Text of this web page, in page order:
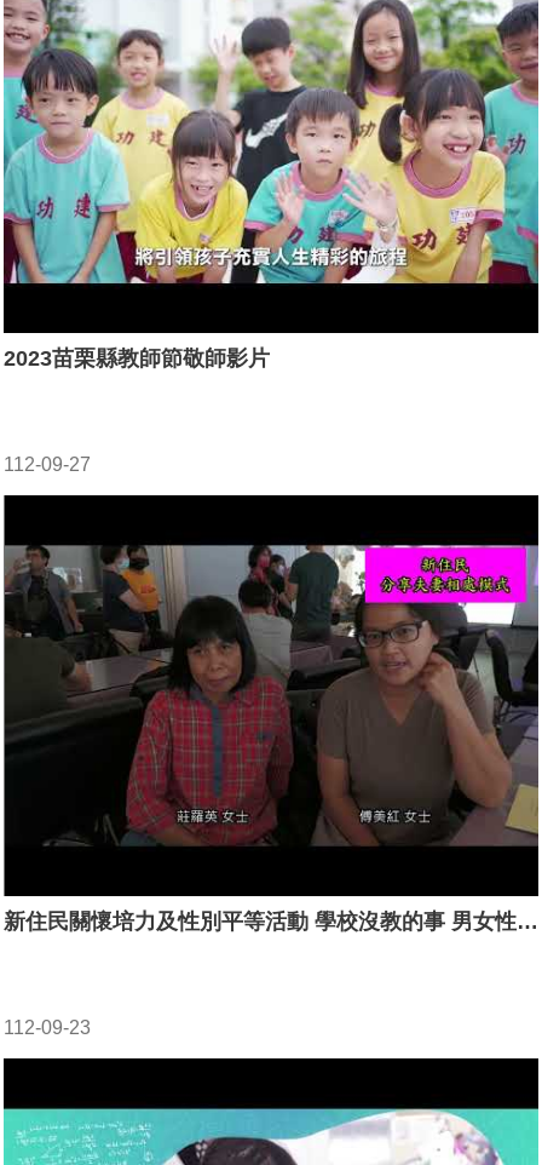
2023苗栗縣教師節敬師影片
112-09-27
新住民關懷培力及性別平等活動 學校沒教的事 男女性福別害羞
112-09-23